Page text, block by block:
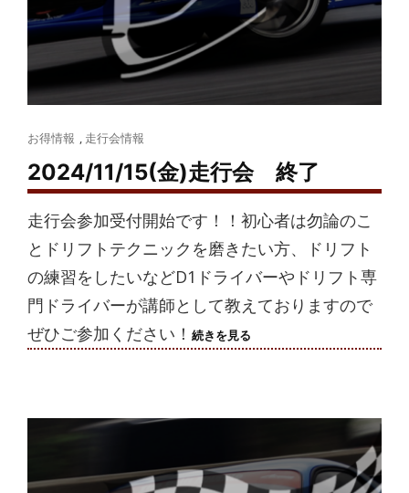
Cat
Links
お得情報 , 走行会情報
2024/11/15(金)走行会 終了
走行会参加受付開始です！！初心者は勿論のこ
とドリフトテクニックを磨きたい方、ドリフト
の練習をしたいなどD1ドライバーやドリフト専
門ドライバーが講師として教えておりますので
ぜひご参加ください！ 続きを見る
走